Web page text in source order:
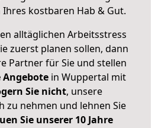
kostbaren Hab & Gut.
alltäglichen Arbeitsstress
zuerst planen sollen, dann
Partner für Sie und stellen
in Wuppertal mit
Sie nicht, unsere
zu nehmen und lehnen Sie
Sie unserer 10 Jahre